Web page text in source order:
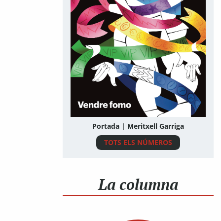
Portada | Meritxell Garriga
TOTS ELS NÚMEROS
La columna